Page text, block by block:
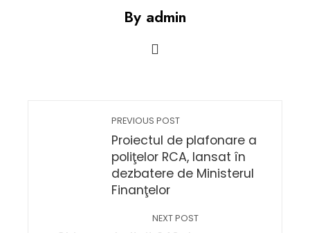
By admin
PREVIOUS POST
Proiectul de plafonare a
poliţelor RCA, lansat în
dezbatere de Ministerul
Finanţelor
NEXT POST